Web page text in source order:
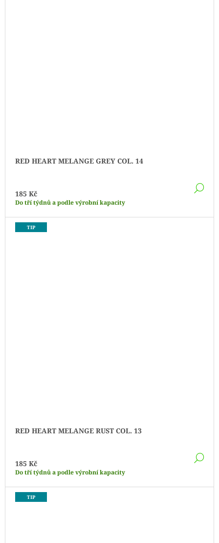
RED HEART MELANGE GREY COL. 14
185 Kč
Do tří týdnů a podle výrobní kapacity
TIP
RED HEART MELANGE RUST COL. 13
185 Kč
Do tří týdnů a podle výrobní kapacity
TIP